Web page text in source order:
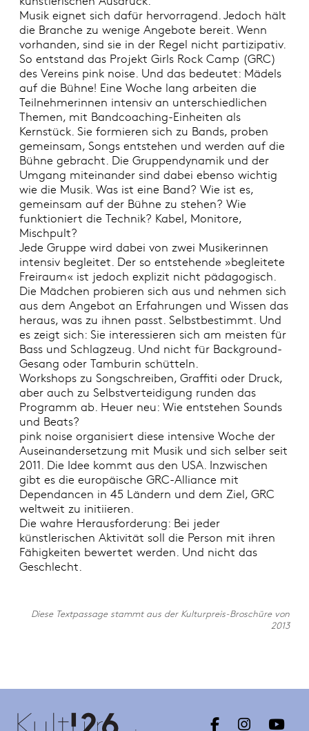
Musik eignet sich dafür hervorragend. Jedoch hält
die Branche zu wenige Angebote bereit. Wenn
vorhanden, sind sie in der Regel nicht partizipativ.
So entstand das Projekt Girls Rock Camp (GRC)
des Vereins pink noise. Und das bedeutet: Mädels
auf die Bühne! Eine Woche lang arbeiten die
Teilnehmerinnen intensiv an unterschiedlichen
Themen, mit Bandcoaching-Einheiten als
Kernstück. Sie formieren sich zu Bands, proben
gemeinsam, Songs entstehen und werden auf die
Bühne gebracht. Die Gruppendynamik und der
Umgang miteinander sind dabei ebenso wichtig
wie die Musik. Was ist eine Band? Wie ist es,
gemeinsam auf der Bühne zu stehen? Wie
funktioniert die Technik? Kabel, Monitore,
Mischpult?
Jede Gruppe wird dabei von zwei Musikerinnen
intensiv begleitet. Der so entstehende »begleitete
Freiraum« ist jedoch explizit nicht pädagogisch.
Die Mädchen probieren sich aus und nehmen sich
aus dem Angebot an Erfahrungen und Wissen das
heraus, was zu ihnen passt. Selbstbestimmt. Und
es zeigt sich: Sie interessieren sich am meisten für
Bass und Schlagzeug. Und nicht für Background-
Gesang oder Tamburin schütteln.
Workshops zu Songschreiben, Graffiti oder Druck,
aber auch zu Selbstverteidigung runden das
Programm ab. Heuer neu: Wie entstehen Sounds
und Beats?
pink noise organisiert diese intensive Woche der
Auseinandersetzung mit Musik und sich selber seit
2011. Die Idee kommt aus den USA. Inzwischen
gibt es die europäische GRC-Alliance mit
Dependancen in 45 Ländern und dem Ziel, GRC
weltweit zu initiieren.
Die wahre Herausforderung: Bei jeder
künstlerischen Aktivität soll die Person mit ihren
Fähigkeiten bewertet werden. Und nicht das
Geschlecht.
Diese Textpassage stammt aus der Kulturpreis-Broschüre von
2013